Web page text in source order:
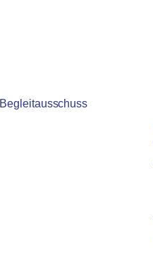
Begleitausschuss